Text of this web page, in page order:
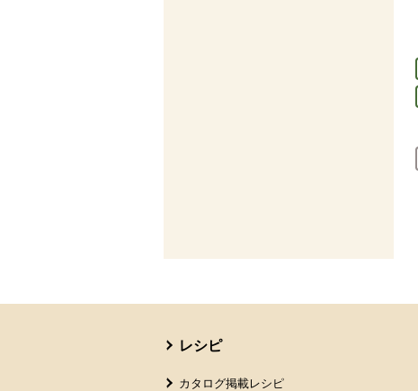
レシピ
カタログ掲載レシピ